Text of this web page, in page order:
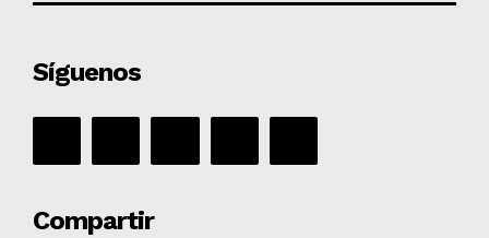
Síguenos
Compartir